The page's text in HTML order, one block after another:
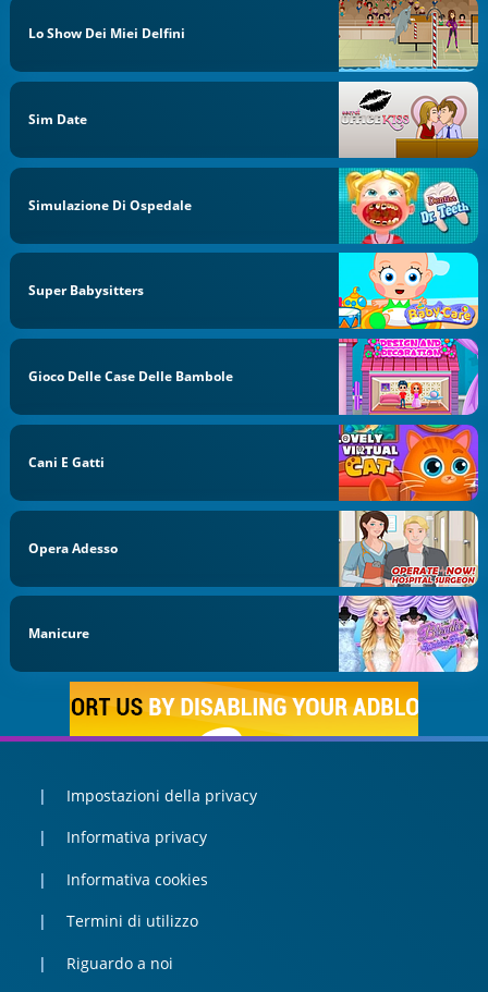
Lo Show Dei Miei Delfini
Sim Date
Simulazione Di Ospedale
Super Babysitters
Gioco Delle Case Delle Bambole
Cani E Gatti
Opera Adesso
Manicure
Impostazioni della privacy
Informativa privacy
Informativa cookies
Termini di utilizzo
Riguardo a noi